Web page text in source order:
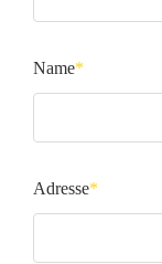
Name*
Pflichtfeld
Adresse*
Pflichtfeld